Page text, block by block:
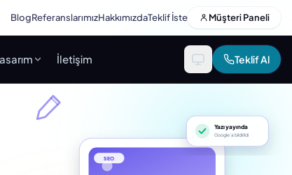
BlogReferanslarımızHakkımızdaTeklif İste Müşteri Paneli
İletişim Teklif Al
SEO
Google’a bildirildi